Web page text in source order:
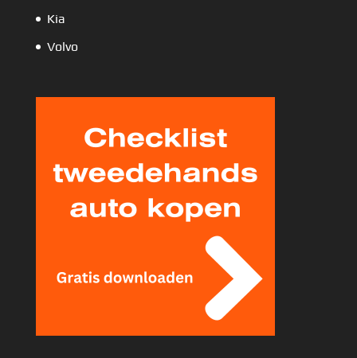
Kia
Volvo